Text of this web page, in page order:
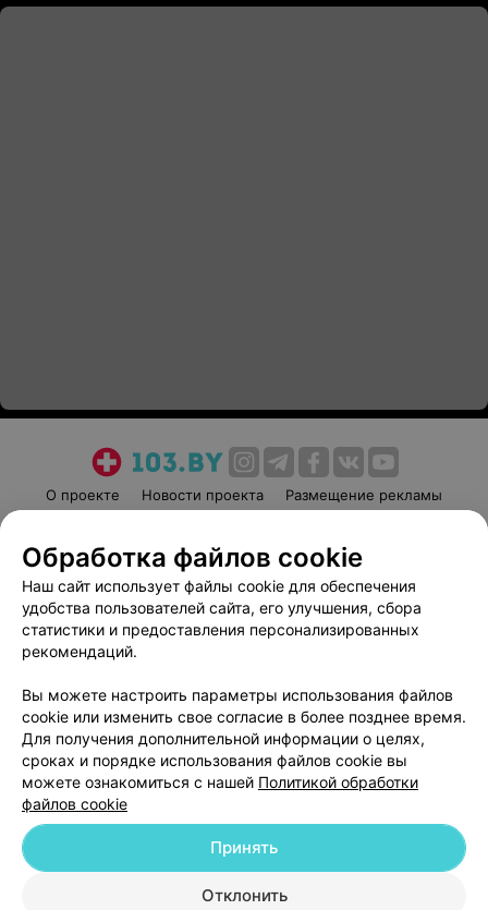
О проекте Новости проекта
Размещение рекламы
Пользовательское соглашение
Способы оплаты
Вакансии
Партнеры
Написать руководителю 103.by
Обработка персональных данных
© 2026 ООО «Артокс Лаб», УНП 191700409
| 220012, Республика Беларусь,
Обработка файлов cookie
Наш сайт использует файлы cookie для обеспечения
удобства пользователей сайта, его улучшения, сбора
статистики и предоставления персонализированных
рекомендаций.
Вы можете настроить параметры использования файлов
cookie или изменить свое согласие в более позднее время.
Для получения дополнительной информации о целях,
сроках и порядке использования файлов cookie вы
можете ознакомиться с нашей Политикой обработки
файлов cookie
Отклонить
Принять